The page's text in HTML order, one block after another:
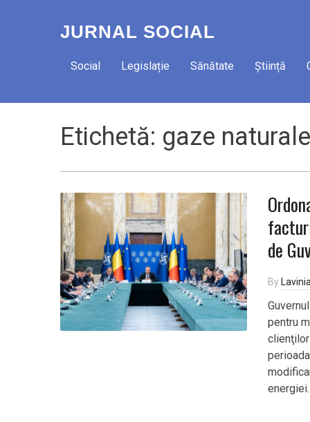
JURNAL SOCIAL
Social Legislație Sănătate Știință
Etichetă: gaze naturale
de
By
pentru